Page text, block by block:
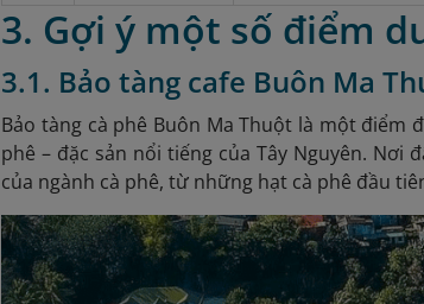
3. Gợi ý một số điểm
3.1. Bảo tàng cafe Buôn Ma
Bảo tàng cà phê Buôn Ma Thuột là một điểm
phê – đặc sản nổi tiếng của Tây Nguyên.
của ngành cà phê, từ những hạt cà phê đầu